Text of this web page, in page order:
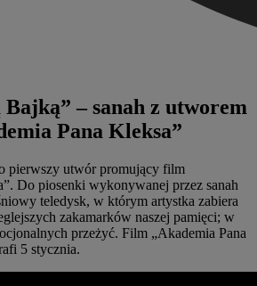
Bajką” – sanah z utworem
Pana Kleksa”
pierwszy utwór promujący film
Do piosenki wykonywanej przez sanah
teledysk, w którym artystka zabiera
zakamarków naszej pamięci; w
przeżyć. Film „Akademia Pana
5 stycznia.